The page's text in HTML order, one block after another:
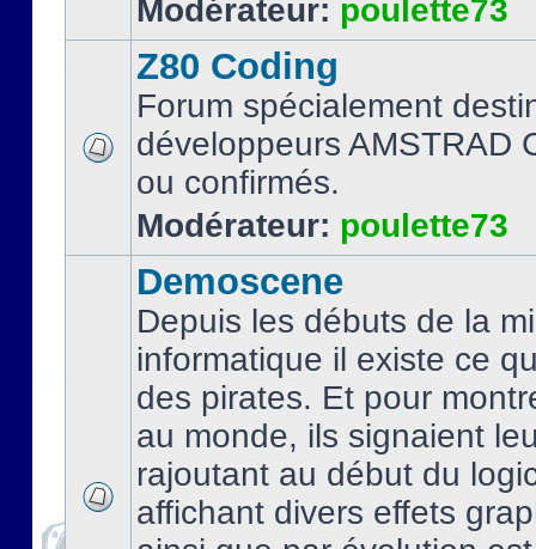
Modérateur: poulette73
Z80 Coding
Forum spécialement
développeurs AMSTRAD
ou confirmés.
Modérateur: poulette73
Demoscene
Depuis les débuts de la
informatique il existe ce
des pirates. Et pour
au monde, ils signaient
rajoutant au début du
affichant divers effets